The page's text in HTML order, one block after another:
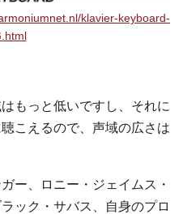
klavier-keyboard-
もっと低いですし、それに
こえるので、声域の広さは
ー、ロニー・ジェイムス・
ック・サバス、自身のプロ